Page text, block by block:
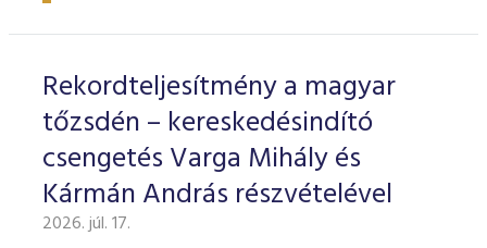
Rekordteljesítmény a magyar
tőzsdén – kereskedésindító
csengetés Varga Mihály és
Kármán András részvételével
2026. júl. 17.